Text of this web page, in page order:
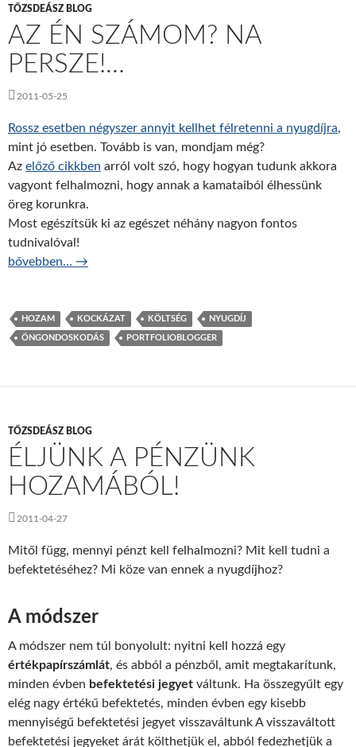
TŐZSDEÁSZ BLOG
AZ ÉN SZÁMOM? NA
PERSZE!…
2011-05-25
Rossz esetben négyszer annyit kellhet félretenni a nyugdíjra,
mint jó esetben. Tovább is van, mondjam még?
Az előző cikkben arról volt szó, hogy hogyan tudunk akkora
vagyont felhalmozni, hogy annak a kamataiból élhessünk
öreg korunkra.
Most egészítsük ki az egészet néhány nagyon fontos
tudnivalóval!
Az én számom? Na persze!…
bővebben… →
HOZAM KOCKÁZAT KÖLTSÉG NYUGDÍJ
ÖNGONDOSKODÁS PORTFOLIOBLOGGER
TŐZSDEÁSZ BLOG
ÉLJÜNK A PÉNZÜNK
HOZAMÁBÓL!
2011-04-27
Mitől függ, mennyi pénzt kell felhalmozni? Mit kell tudni a
befektetéséhez? Mi köze van ennek a nyugdíjhoz?
A módszer
A módszer nem túl bonyolult: nyitni kell hozzá egy
értékpapírszámlát, és abból a pénzből, amit megtakarítunk,
minden évben befektetési jegyet váltunk. Ha összegyűlt egy
elég nagy értékű befektetés, minden évben egy kisebb
mennyiségű befektetési jegyet visszaváltunk A visszaváltott
befektetési jegyeket árát költhetjük el, abból fedezhetjük a